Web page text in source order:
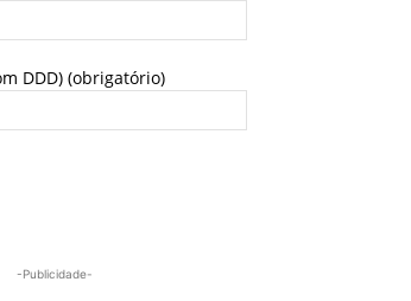
DDD) (obrigatório)
-Publicidade-